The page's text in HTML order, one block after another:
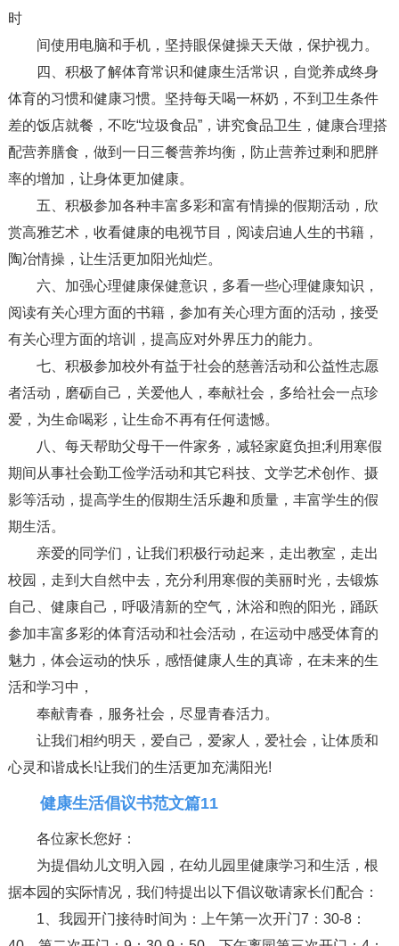
时
间使用电脑和手机，坚持眼保健操天天做，保护视力。
四、积极了解体育常识和健康生活常识，自觉养成终身
体育的习惯和健康习惯。坚持每天喝一杯奶，不到卫生条件
差的饭店就餐，不吃“垃圾食品”，讲究食品卫生，健康合理搭
配营养膳食，做到一日三餐营养均衡，防止营养过剩和肥胖
率的增加，让身体更加健康。
五、积极参加各种丰富多彩和富有情操的假期活动，欣
赏高雅艺术，收看健康的电视节目，阅读启迪人生的书籍，
陶冶情操，让生活更加阳光灿烂。
六、加强心理健康保健意识，多看一些心理健康知识，
阅读有关心理方面的书籍，参加有关心理方面的活动，接受
有关心理方面的培训，提高应对外界压力的能力。
七、积极参加校外有益于社会的慈善活动和公益性志愿
者活动，磨砺自己，关爱他人，奉献社会，多给社会一点珍
爱，为生命喝彩，让生命不再有任何遗憾。
八、每天帮助父母干一件家务，减轻家庭负担;利用寒假
期间从事社会勤工俭学活动和其它科技、文学艺术创作、摄
影等活动，提高学生的假期生活乐趣和质量，丰富学生的假
期生活。
亲爱的同学们，让我们积极行动起来，走出教室，走出
校园，走到大自然中去，充分利用寒假的美丽时光，去锻炼
自己、健康自己，呼吸清新的空气，沐浴和煦的阳光，踊跃
参加丰富多彩的体育活动和社会活动，在运动中感受体育的
魅力，体会运动的快乐，感悟健康人生的真谛，在未来的生
活和学习中，
奉献青春，服务社会，尽显青春活力。
让我们相约明天，爱自己，爱家人，爱社会，让体质和
心灵和谐成长!让我们的生活更加充满阳光!
健康生活倡议书范文篇11
各位家长您好：
为提倡幼儿文明入园，在幼儿园里健康学习和生活，根
据本园的实际情况，我们特提出以下倡议敬请家长们配合：
1、我园开门接待时间为：上午第一次开门7：30-8：